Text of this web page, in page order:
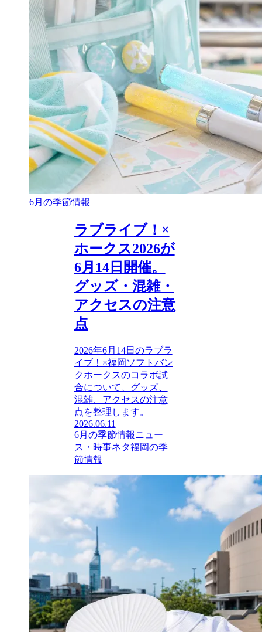
6月の季節情報
ラブライブ！×
ホークス2026が
6月14日開催。
グッズ・混雑・
アクセスの注意
点
2026年6月14日のラブラ
イブ！×福岡ソフトバン
クホークスのコラボ試
合について、グッズ、
混雑、アクセスの注意
点を整理します。
2026.06.11
6月の季節情報ニュー
ス・時事ネタ福岡の季
節情報